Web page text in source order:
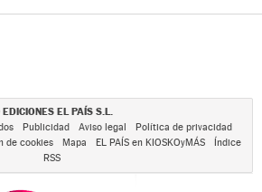
EDICIONES EL PAÍS S.L.
Publicidad Aviso legal
Política de privacidad
de cookies Mapa EL PAÍS en KIOSKOyMÁS
Índice
RSS